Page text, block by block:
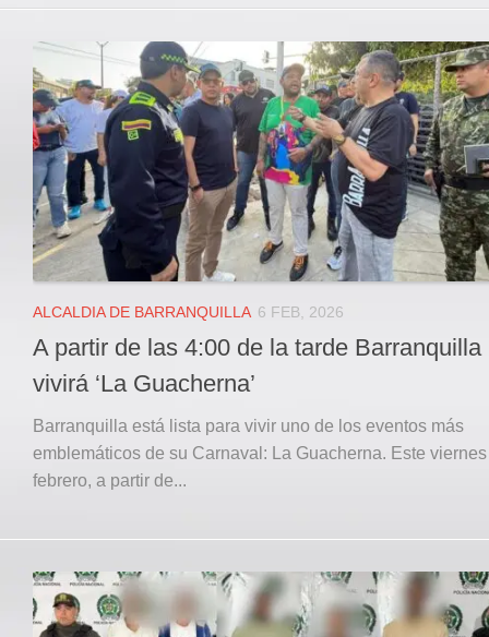
ALCALDIA DE BARRANQUILLA 6 FEB, 2026
A partir de las 4:00 de la tarde Barranquilla
vivirá ‘La Guacherna’
Barranquilla está lista para vivir uno de los eventos más
emblemáticos de su Carnaval: La Guacherna. Este
febrero, a partir de...